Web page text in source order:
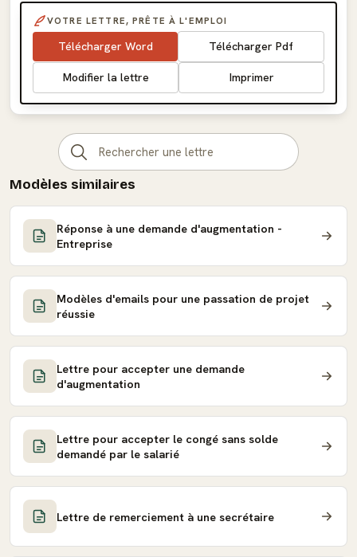
VOTRE LETTRE, PRÊTE À L'EMPLOI
Télécharger Word Télécharger Pdf
Modifier la lettre Imprimer
Modèles similaires
Réponse à une demande d'augmentation -
Entreprise
Modèles d'emails pour une passation de projet
réussie
Lettre pour accepter une demande
d'augmentation
Lettre pour accepter le congé sans solde
demandé par le salarié
Lettre de remerciement à une secrétaire